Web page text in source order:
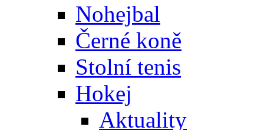
Nohejbal
Černé koně
Stolní tenis
Hokej
Aktuality